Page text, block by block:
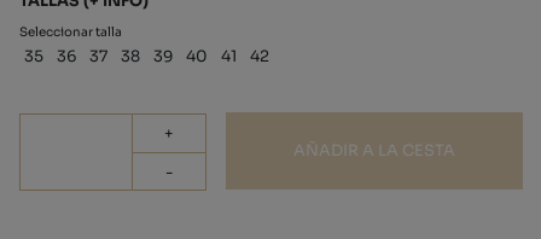
Seleccionar talla
35 36 37 38 39 40 41 42
+
-
AÑADIR A LA CESTA